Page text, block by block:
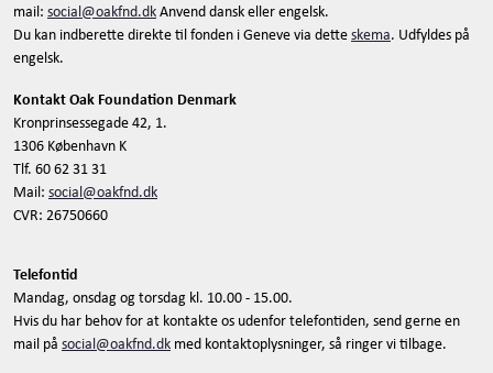
mail: social@oakfnd.dkAnvend dansk eller engelsk.
Du kan indberette direkte til fonden i Geneve via detteskema. Udfyldes på
engelsk.
Kontakt Oak Foundation Denmark
Kronprinsessegade 42, 1.
1306 København K
Tlf. 60 62 31 31
Mail: social@oakfnd.dk
CVR: 26750660
Telefontid
Mandag, onsdag og torsdag kl. 10.00 - 15.00.
Hvis du har behov for at kontakte os udenfor telefontiden, send gerne en
mail på social@oakfnd.dk med kontaktoplysninger, så ringer vi tilbage.